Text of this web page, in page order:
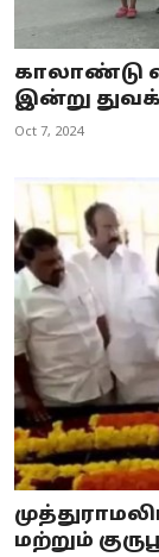
காலாண்டு
இன்று
Oct 7, 2024
மற்றும்